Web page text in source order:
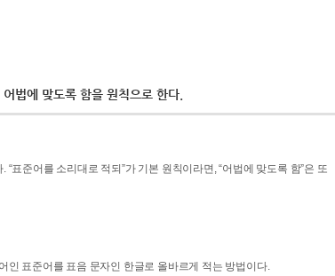
법에 맞도록 함을 원칙으로 한다.
표준어를 소리대로 적되”가 기본 원칙이라면, “어법에 맞도록 함”은 또
인 표준어를 표음 문자인 한글로 올바르게 적는 방법이다.